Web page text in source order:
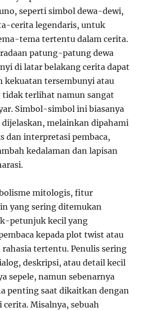
seperti simbol dewa-dewi,
cerita legendaris, untuk
tema tertentu dalam cerita.
patung-patung dewa
di latar belakang cerita dapat
kekuatan tersembunyi atau
tidak terlihat namun sangat
Simbol-simbol ini biasanya
melainkan dipahami
dan interpretasi pembaca,
kedalaman dan lapisan
mitologis, fitur
yang sering ditemukan
petunjuk kecil yang
kepada plot twist atau
tertentu. Penulis sering
deskripsi, atau detail kecil
sepele, namun sebenarnya
penting saat dikaitkan dengan
cerita. Misalnya, sebuah